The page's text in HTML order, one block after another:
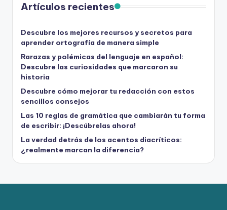
Artículos recientes
Descubre los mejores recursos y secretos para
aprender ortografía de manera simple
Rarazas y polémicas del lenguaje en español:
Descubre las curiosidades que marcaron su
historia
Descubre cómo mejorar tu redacción con estos
sencillos consejos
Las 10 reglas de gramática que cambiarán tu forma
de escribir: ¡Descúbrelas ahora!
La verdad detrás de los acentos diacríticos:
¿realmente marcan la diferencia?